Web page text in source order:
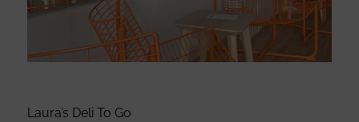
Laura’s Deli To Go